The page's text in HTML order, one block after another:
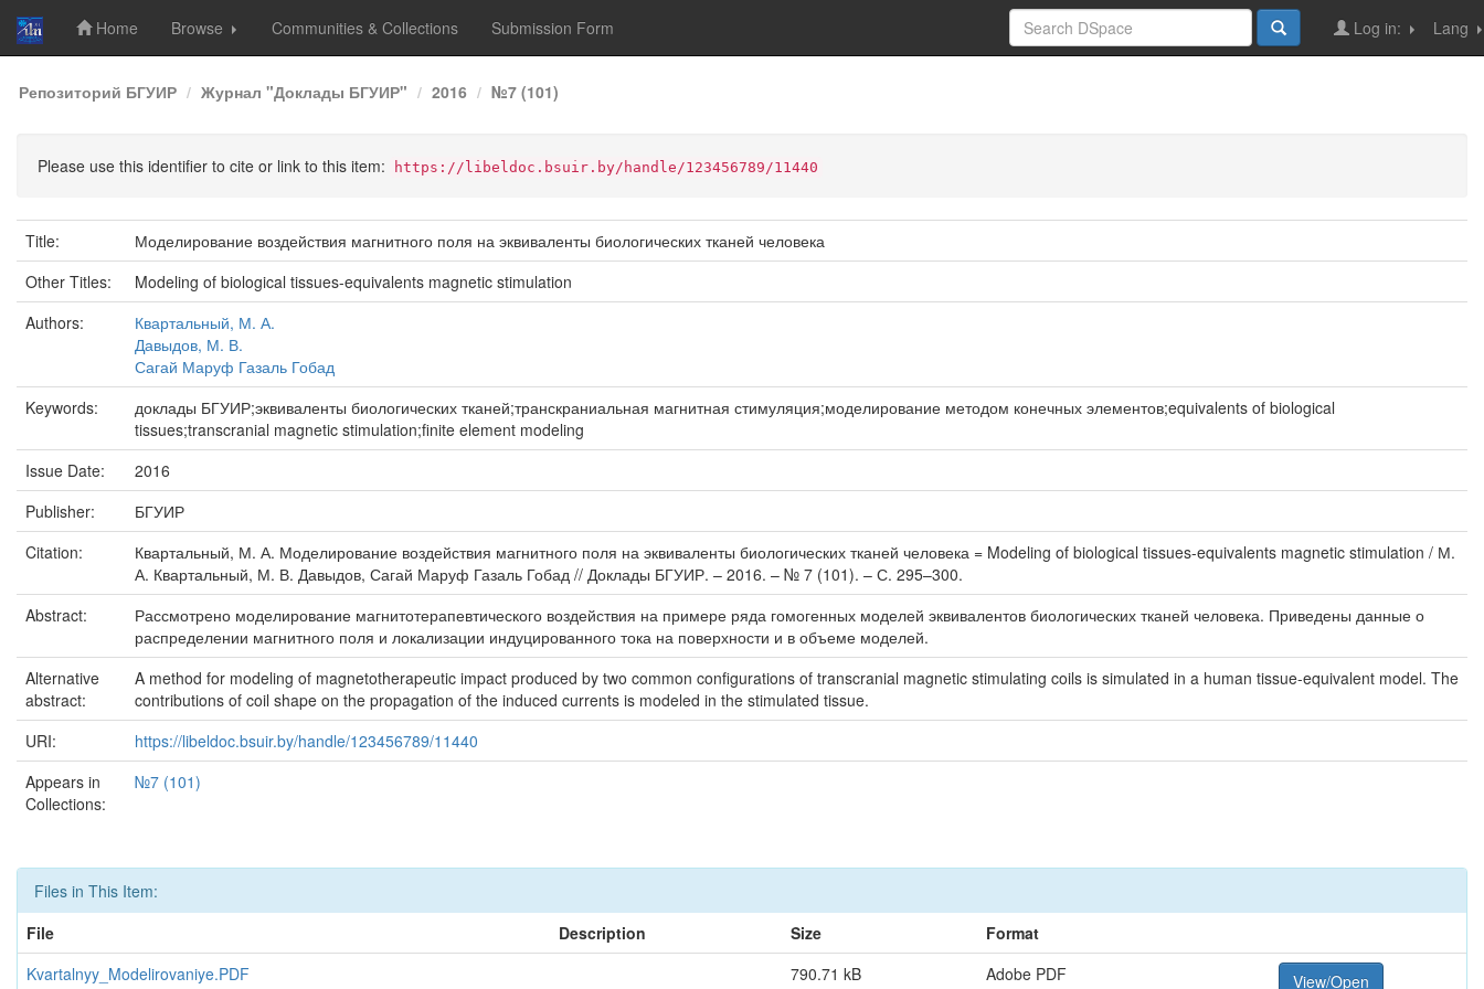
Skip
navigation
Home Browse Communities & Collections Submission Form Lang
Log in:
Репозиторий БГУИР Журнал "Доклады БГУИР" 2016 №7 (101)
Please use this identifier to cite or link to this item: https://libeldoc.bsuir.by/handle/123456789/11440
Title:
Моделирование воздействия магнитного поля на эквиваленты биологических тканей человека
Other Titles:
Modeling of biological tissues-equivalents magnetic stimulation
Authors:
Квартальный, М. А.
Давыдов, М. В.
Сагай Маруф Газаль Гобад
Keywords:
доклады БГУИР;эквиваленты биологических тканей;транскраниальная магнитная стимуляция;моделирование методом конечных элементов;equivalents of biological
tissues;transcranial magnetic stimulation;finite element modeling
Issue Date:
2016
Publisher:
БГУИР
Citation:
Квартальный, М. А. Моделирование воздействия магнитного поля на эквиваленты биологических тканей человека = Modeling of biological tissues-equivalents magnetic stimulation / М.
А. Квартальный, М. В. Давыдов, Сагай Маруф Газаль Гобад // Доклады БГУИР. – 2016. – № 7 (101). – С. 295–300.
Abstract:
Рассмотрено моделирование магнитотерапевтического воздействия на примере ряда гомогенных моделей эквивалентов биологических тканей человека. Приведены данные о
распределении магнитного поля и локализации индуцированного тока на поверхности и в объеме моделей.
Alternative
abstract:
A method for modeling of magnetotherapeutic impact produced by two common configurations of transcranial magnetic stimulating coils is simulated in a human tissue-equivalent model. The
contributions of coil shape on the propagation of the induced currents is modeled in the stimulated tissue.
URI:
https://libeldoc.bsuir.by/handle/123456789/11440
Appears in
Collections:
№7 (101)
Files in This Item:
File
Description Size
Format
Kvartalnyy_Modelirovaniye.PDF
790.71 kB Adobe PDF View/Open